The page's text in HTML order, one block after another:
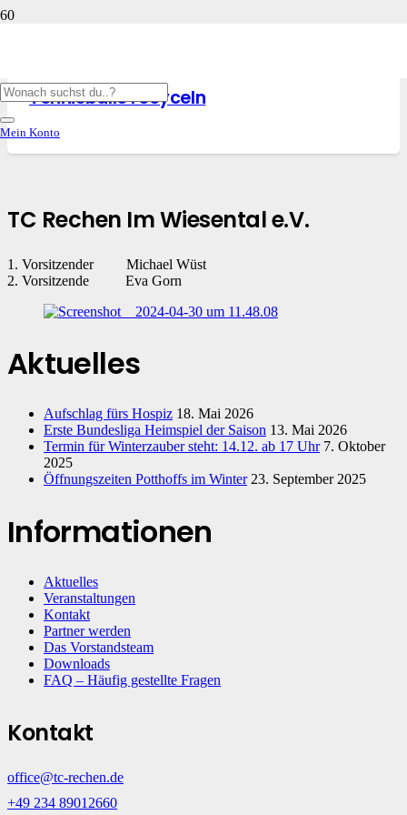
Mein Konto
Tennisbälle recyceln
TC Rechen Im Wiesental e.V.
1. Vorsitzender Michael Wüst
2. Vorsitzende Eva Gorn
Aktuelles
Aufschlag fürs Hospiz 18. Mai 2026
Erste Bundesliga Heimspiel der Saison 13. Mai 2026
Termin für Winterzauber steht: 14.12. ab 17 Uhr 7. Oktober
2025
Öffnungszeiten Potthoffs im Winter 23. September 2025
Informationen
Aktuelles
Veranstaltungen
Kontakt
Partner werden
Das Vorstandsteam
Downloads
FAQ – Häufig gestellte Fragen
Kontakt
office@tc-rechen.de
+49 234 89012660